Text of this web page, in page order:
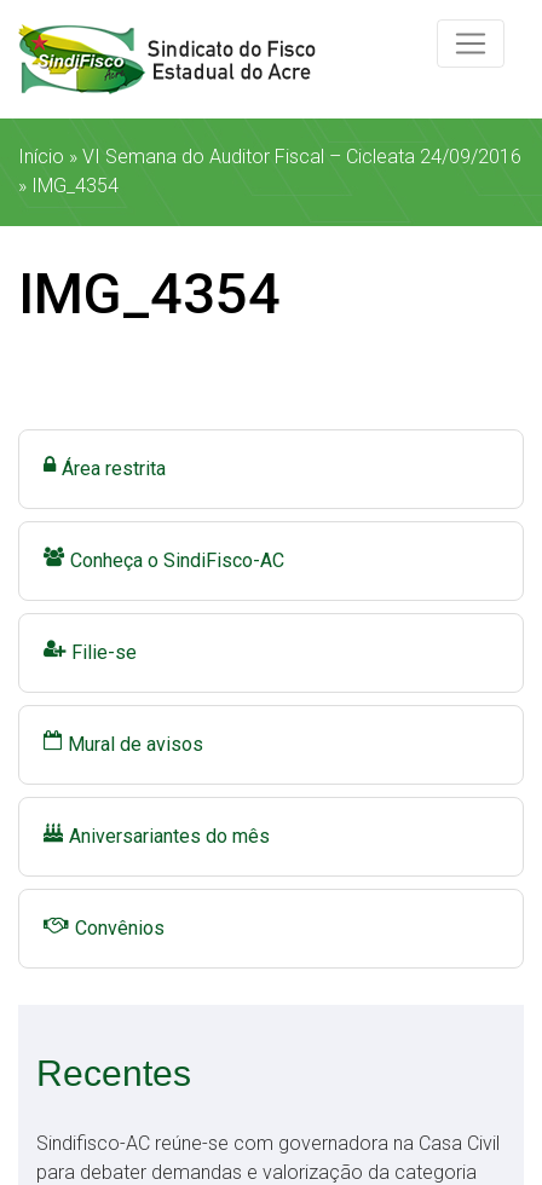
Início » VI Semana do Auditor Fiscal – Cicleata 24/09/2016
» IMG_4354
IMG_4354
Área restrita
Conheça o SindiFisco-AC
Filie-se
Mural de avisos
Aniversariantes do mês
Convênios
Recentes
Sindifisco-AC reúne-se com governadora na Casa Civil
para debater demandas e valorização da categoria